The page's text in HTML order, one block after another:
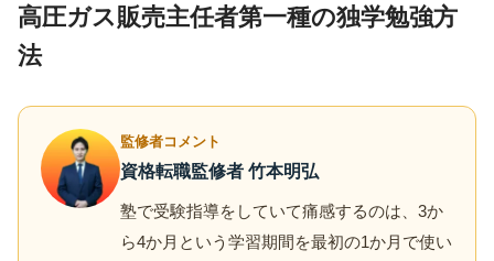
高圧ガス販売主任者第一種の独学勉強方
法
監修者コメント
資格転職監修者 竹本明弘
塾で受験指導をしていて痛感するのは、3か
ら4か月という学習期間を最初の1か月で使い